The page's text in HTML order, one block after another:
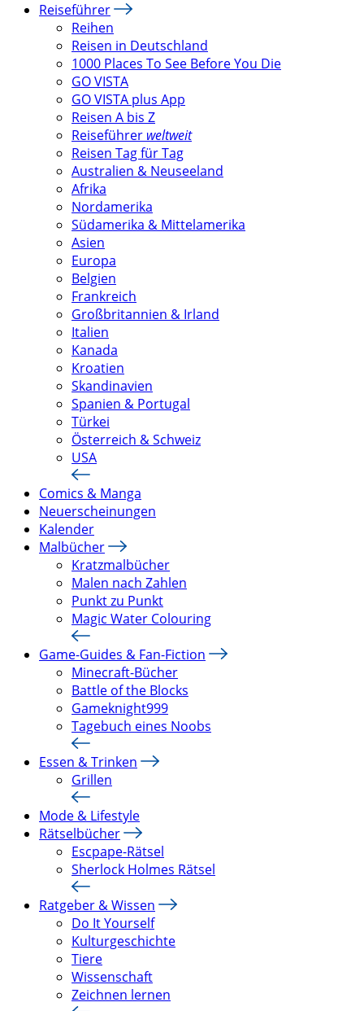
Reiseführer
Reihen
Reisen in Deutschland
1000 Places To See Before You Die
GO VISTA
GO VISTA plus App
Reisen A bis Z
Reiseführer weltweit
Reisen Tag für Tag
Australien & Neuseeland
Afrika
Nordamerika
Südamerika & Mittelamerika
Asien
Europa
Belgien
Frankreich
Großbritannien & Irland
Italien
Kanada
Kroatien
Skandinavien
Spanien & Portugal
Türkei
Österreich & Schweiz
USA
Comics & Manga
Neuerscheinungen
Kalender
Malbücher
Kratzmalbücher
Malen nach Zahlen
Punkt zu Punkt
Magic Water Colouring
Game-Guides & Fan-Fiction
Minecraft-Bücher
Battle of the Blocks
Gameknight999
Tagebuch eines Noobs
Essen & Trinken
Grillen
Mode & Lifestyle
Rätselbücher
Escpape-Rätsel
Sherlock Holmes Rätsel
Ratgeber & Wissen
Do It Yourself
Kulturgeschichte
Tiere
Wissenschaft
Zeichnen lernen